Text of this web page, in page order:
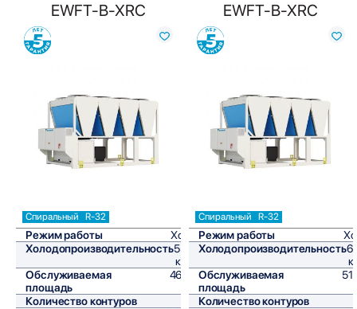
EWFT-B-XRC
Сравнить
Спиральный R-32
Режим работы
Холод
Холодопроизводительность553,5
кВт/ч
Обслуживаемая
площадь
4612,5
м²
Количество контуров
2
EWFT-B-XRC
Сравнить
Спиральный R-32
Режим работы
Холодопроизводительность
Обслуживаемая
площадь
Количество контуров